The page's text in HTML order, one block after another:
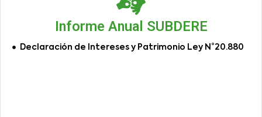
Informe Anual SUBDERE
Declaración de Intereses y Patrimonio Ley N°20.880